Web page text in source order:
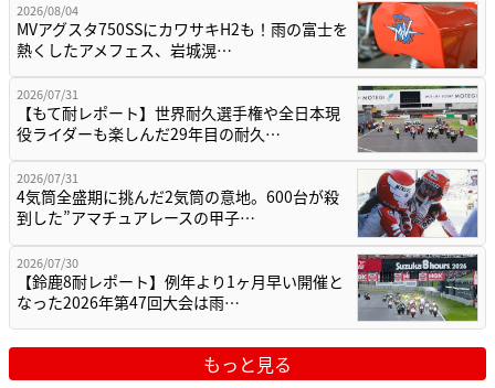
2026/08/04
MVアグスタ750SSにカワサキH2も！雨の富士を
熱くしたアメフェス、岩城滉…
2026/07/31
【もて耐レポート】世界耐久選手権や全日本現
役ライダーも楽しんだ29年目の耐久…
2026/07/31
4気筒全盛期に挑んだ2気筒の意地。600台が殺
到した”アマチュアレースの甲子…
2026/07/30
【鈴鹿8耐レポート】例年より1ヶ月早い開催と
なった2026年第47回大会は雨…
もっと見る